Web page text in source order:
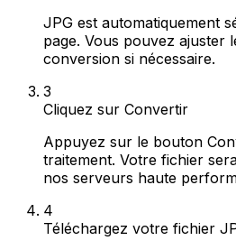
JPG est automatiquement
page. Vous pouvez ajuster
conversion si nécessaire.
3
Cliquez sur Convertir
Appuyez sur le bouton
traitement. Votre fichier
nos serveurs haute
4
Téléchargez votre fichier